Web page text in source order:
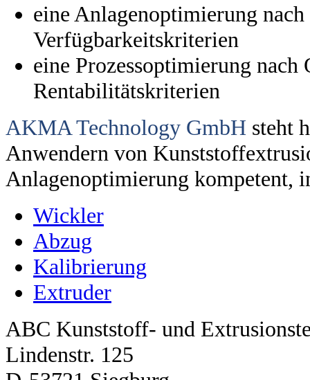
eine Anlagenoptimierung
Verfügbarkeitskriterien
eine Prozessoptimierung
Rentabilitätskriterien
AKMA Technology GmbH steht
Anwendern von
Anlagenoptimierung kompetent,
Wickler
Abzug
Kalibrierung
Extruder
ABC Kunststoff- und
Lindenstr. 125